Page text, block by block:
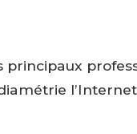
principaux